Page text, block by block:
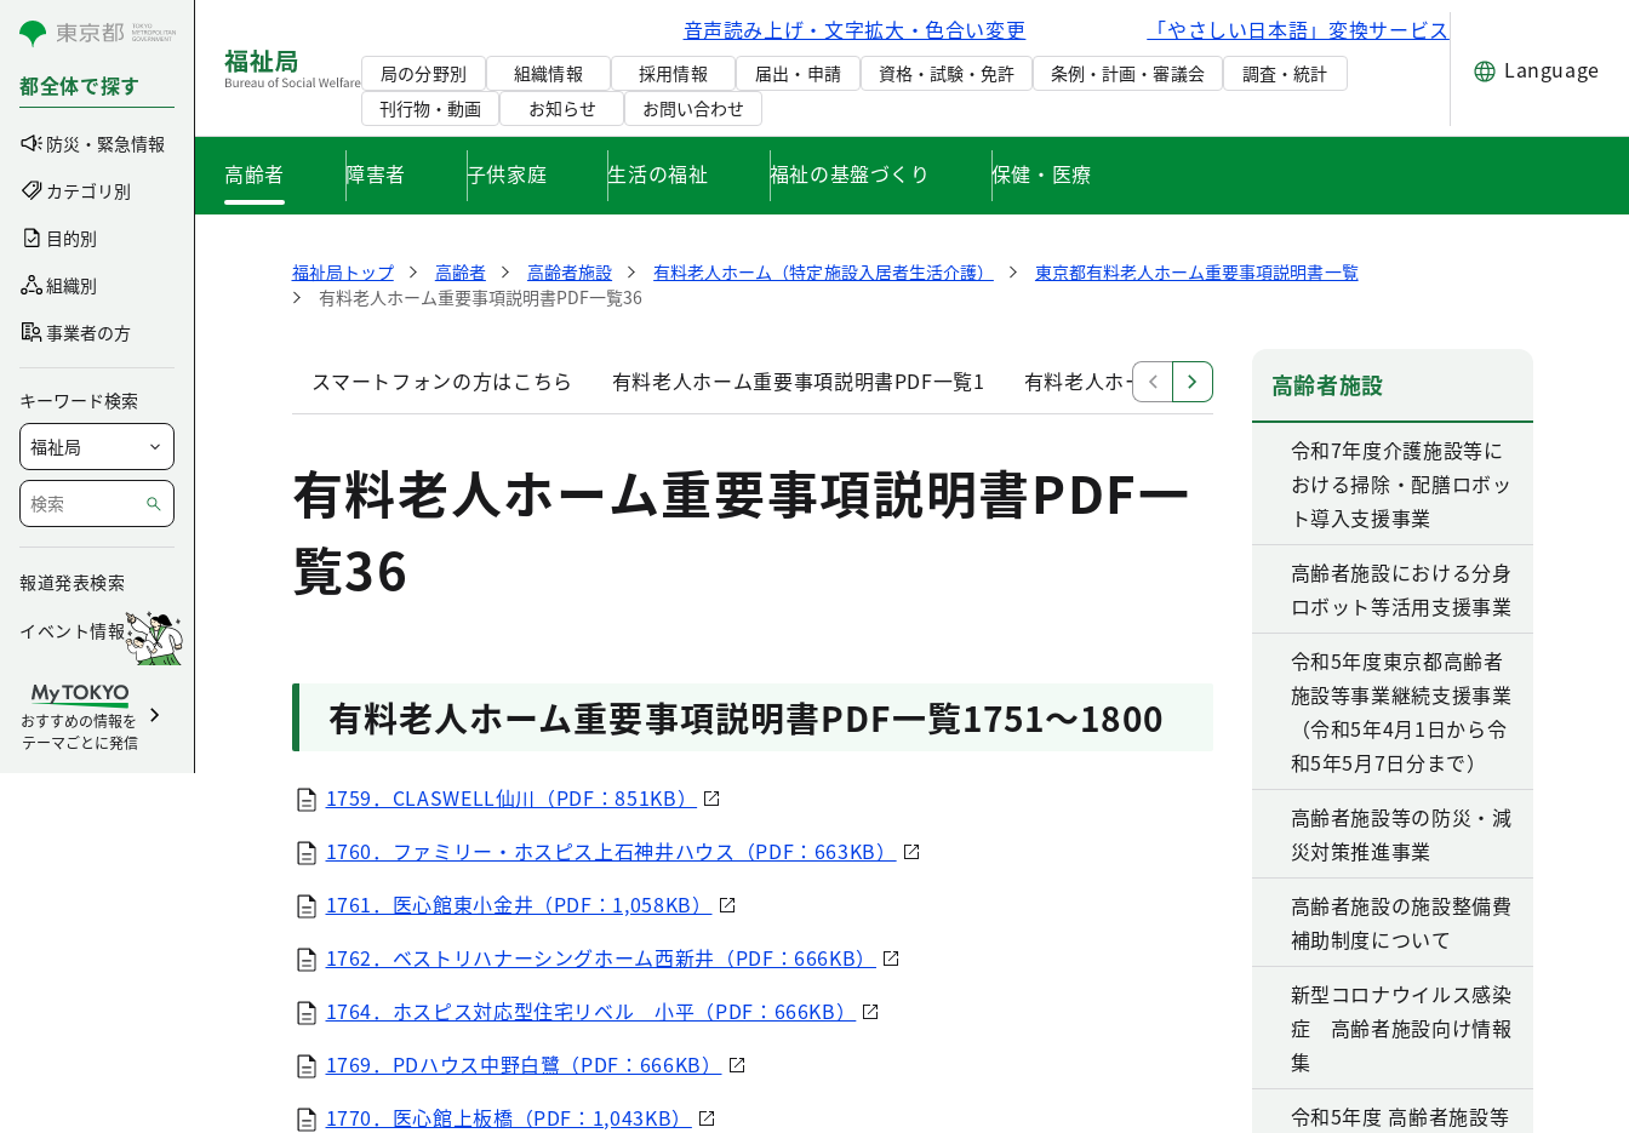
コンテンツにスキップ
都全体で探す
防災・緊急情報
カテゴリ別
目的別
組織別
事業者の方
キーワード検索
報道発表検索
イベント情報
おすすめの情報を
テーマごとに発信
音声読み上げ・文字拡大・色合い変更 「やさしい日本語」変換サービス
局の分野別 組織情報 採用情報 届出・申請 資格・試験・免許 条例・計画・審議会
調査・統計
刊行物・動画
お知らせ お問い合わせ
Language
高齢者 障害者 子供家庭 生活の福祉 福祉の基盤づくり 保健・医療
福祉局トップ 高齢者 高齢者施設 有料老人ホーム（特定施設入居者生活介護）
東京都有料老人ホーム重要事項説明書一覧
有料老人ホーム重要事項説明書PDF一覧36
スマートフォンの方はこちら 有料老人ホーム重要事項説明書PDF一覧1 有料老人ホーム重要事項説明書PDF一覧2
有料老人ホーム重要事項説明書PDF一
覧36
有料老人ホーム重要事項説明書PDF一覧1751～1800
1759．CLASWELL仙川（PDF：851KB）
1760．ファミリー・ホスピス上石神井ハウス（PDF：663KB）
1761．医心館東小金井（PDF：1,058KB）
1762．ベストリハナーシングホーム西新井（PDF：666KB）
1764．ホスピス対応型住宅リベル 小平（PDF：666KB）
1769．PDハウス中野白鷺（PDF：666KB）
1770．医心館上板橋（PDF：1,043KB）
高齢者施設
令和7年度介護施設等に
おける掃除・配膳ロボッ
ト導入支援事業
高齢者施設における分身
ロボット等活用支援事業
令和5年度東京都高齢者
施設等事業継続支援事業
（令和5年4月1日から令
和5年5月7日分まで）
高齢者施設等の防災・減
災対策推進事業
高齢者施設の施設整備費
補助制度について
新型コロナウイルス感染
症 高齢者施設向け情報
集
令和5年度 高齢者施設等